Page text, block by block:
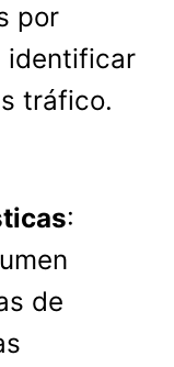
por
identificar
tráfico.
:
de